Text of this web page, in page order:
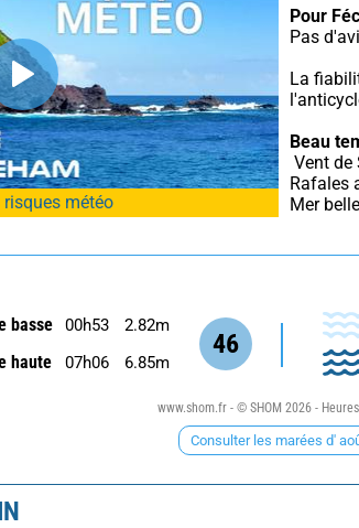
risques météo
Pour
Pas
La
Beau
Rafales
Mer
46
basse 00h53 2.82m
haute 07h06 6.85m
www.shom.fr - © SHOM 2026 -
Consulter les marées d'